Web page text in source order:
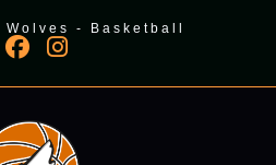
Wolves - Basketball